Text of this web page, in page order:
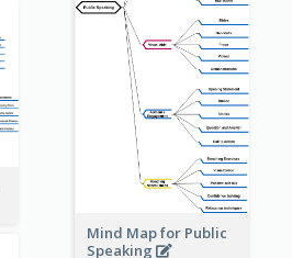
Mind Map for Public
Speaking